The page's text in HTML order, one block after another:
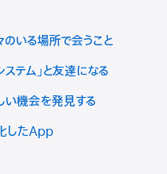
のいる場所で会うこと
ステム」と友達になる
い機会を発見する
したApp